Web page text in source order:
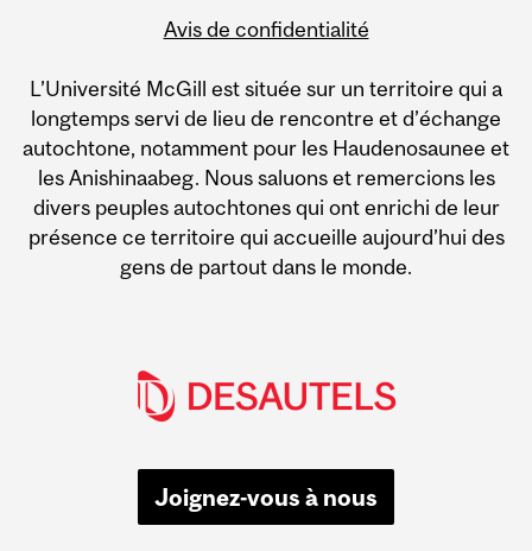
Avis de confidentialité
L’Université McGill est située sur un territoire qui a
longtemps servi de lieu de rencontre et d’échange
autochtone, notamment pour les Haudenosaunee et
les Anishinaabeg. Nous saluons et remercions les
divers peuples autochtones qui ont enrichi de leur
présence ce territoire qui accueille aujourd’hui des
gens de partout dans le monde.
Joignez-vous à nous